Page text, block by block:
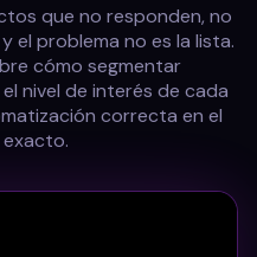
que no responden, no
problema no es la lista.
cómo segmentar
nivel de interés de cada
correcta en el